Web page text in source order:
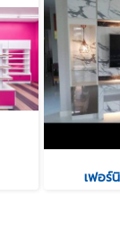
เฟอร์